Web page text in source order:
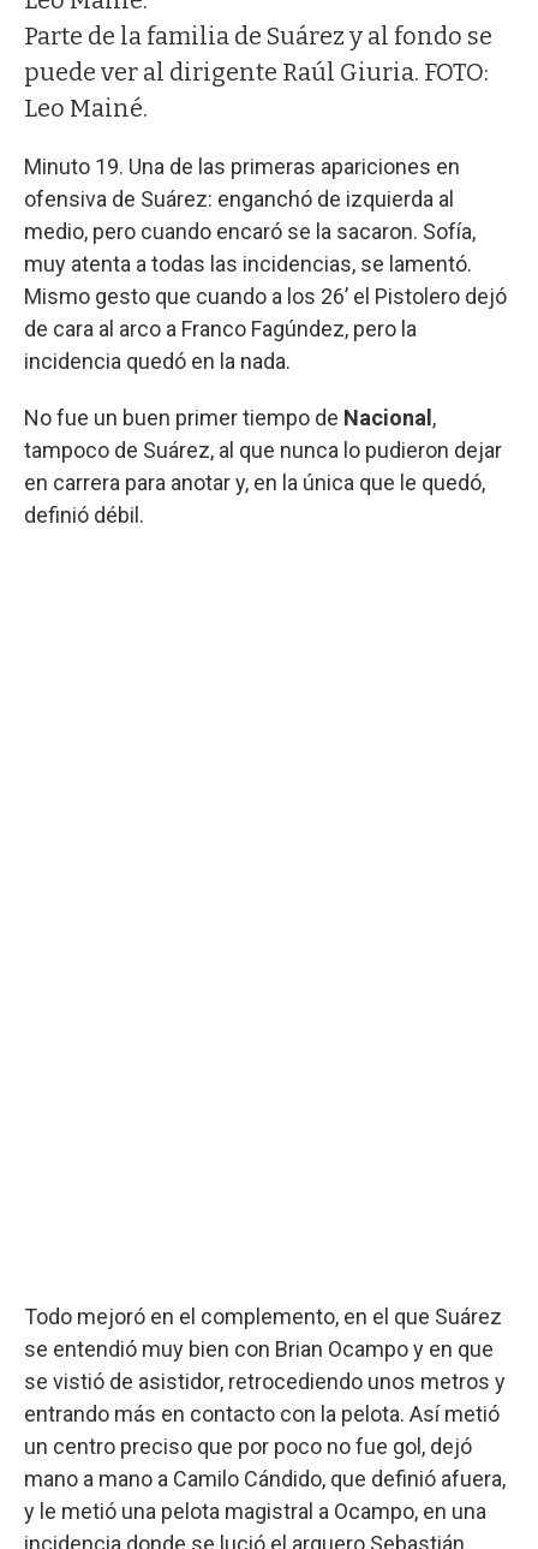
Parte de la familia de Suárez y al fondo se
puede ver al dirigente Raúl Giuria. FOTO:
Leo Mainé.
Minuto 19. Una de las primeras apariciones en
ofensiva de Suárez: enganchó de izquierda al
medio, pero cuando encaró se la sacaron. Sofía,
muy atenta a todas las incidencias, se lamentó.
Mismo gesto que cuando a los 26’ el Pistolero dejó
de cara al arco a Franco Fagúndez, pero la
incidencia quedó en la nada.
No fue un buen primer tiempo de Nacional ,
tampoco de Suárez, al que nunca lo pudieron dejar
en carrera para anotar y, en la única que le quedó,
definió débil.
Todo mejoró en el complemento, en el que Suárez
se entendió muy bien con Brian Ocampo y en que
se vistió de asistidor, retrocediendo unos metros y
entrando más en contacto con la pelota. Así metió
un centro preciso que por poco no fue gol, dejó
mano a mano a Camilo Cándido, que definió afuera,
y le metió una pelota magistral a Ocampo, en una
incidencia donde se lució el arquero Sebastián